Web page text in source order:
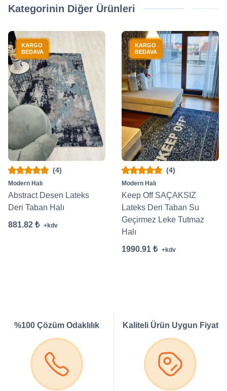
Kategorinin Diğer Ürünleri
KARGO
BEDAVA
(4)
Modern Halı
Abstract Desen Lateks
Deri Taban Halı
881.82 ₺ +kdv
KARGO
BEDAVA
(4)
Modern Halı
Keep Off SAÇAKSIZ
Lateks Deri Taban Su
Geçirmez Leke Tutmaz
Halı
1990.91 ₺ +kdv
%100 Çözüm Odaklılık Kaliteli Ürün Uygun Fiyat